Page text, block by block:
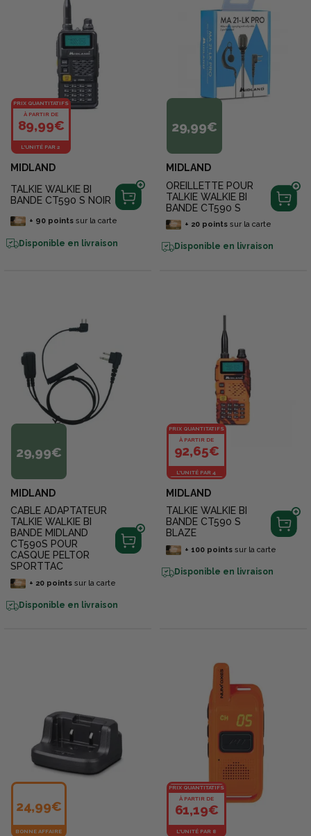
PRIX QUANTITATIFS
À PARTIR DE
89,99€
L'UNITÉ PAR 2
MIDLAND
TALKIE WALKIE BI
BANDE CT590 S NOIR
+ 90pointssur la carte
Disponible en livraison
29,99€
MIDLAND
OREILLETTE POUR
TALKIE WALKIE BI
BANDE CT590 S
+ 20pointssur la carte
Disponible en livraison
29,99€
MIDLAND
CABLE ADAPTATEUR
TALKIE WALKIE BI
BANDE MIDLAND
CT590S POUR
CASQUE PELTOR
SPORTTAC
+ 20pointssur la carte
Disponible en livraison
PRIX QUANTITATIFS
À PARTIR DE
92,65€
L'UNITÉ PAR 4
MIDLAND
TALKIE WALKIE BI
BANDE CT590 S
BLAZE
+ 100pointssur la carte
Disponible en livraison
24,99€
BONNE AFFAIRE
PRIX QUANTITATIFS
À PARTIR DE
61,19€
L'UNITÉ PAR 8